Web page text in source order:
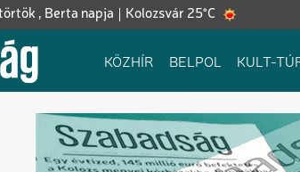
Kolozsvár 25°C
, Berta napja
Fő
KÖZHÍR BELPOL KULT-